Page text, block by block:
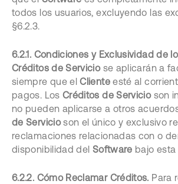
todos los usuarios, excluyendo las
§6.2.3.
6.2.1. Condiciones y Exclusividad de
Créditos de Serviciose aplicarán a
siempre que elClienteesté al
pagos. Los Créditos de Servicioson
no pueden aplicarse a otros
de Servicioson el único y exclusivo
reclamaciones relacionadas con o
disponibilidad del Software bajo esta
6.2.2. Cómo Reclamar Créditos. Para